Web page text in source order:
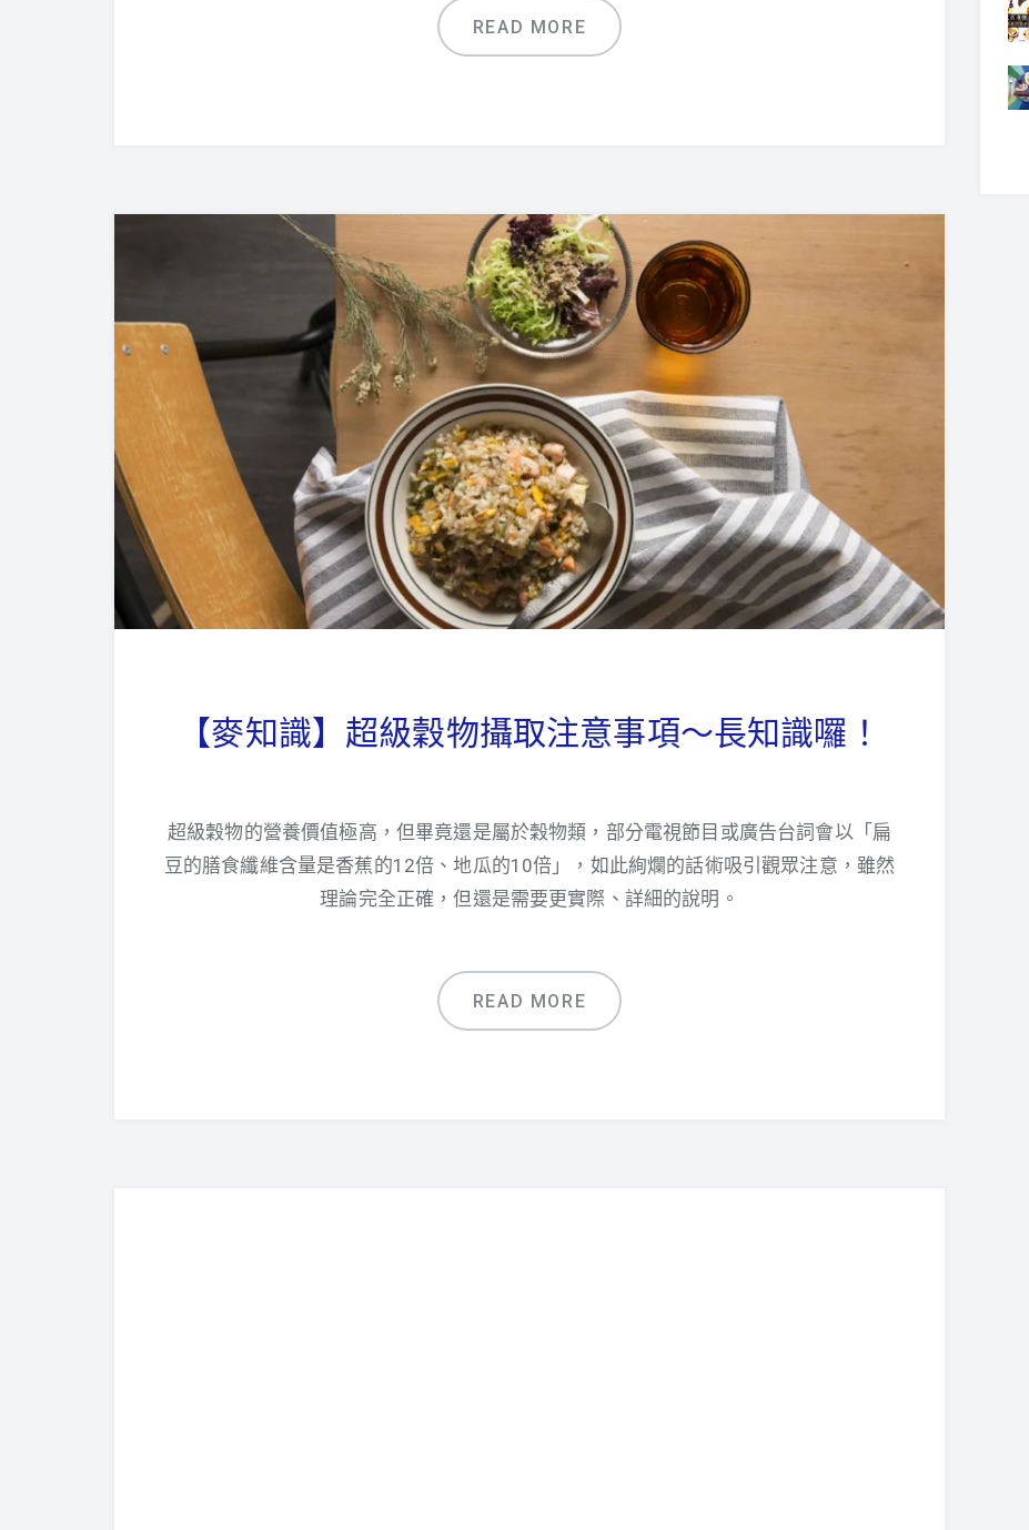
READ MORE
【麥知識】超級穀物攝取注意事項～長知識囉！
超級穀物的營養價值極高，但畢竟還是屬於穀物類，部分電視節目或廣告台詞會以「扁
豆的膳食纖維含量是香蕉的12倍、地瓜的10倍」，如此絢爛的話術吸引觀眾注意，雖然
理論完全正確，但還是需要更實際、詳細的說明。
READ MORE